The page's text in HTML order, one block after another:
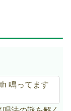
鳴ってます